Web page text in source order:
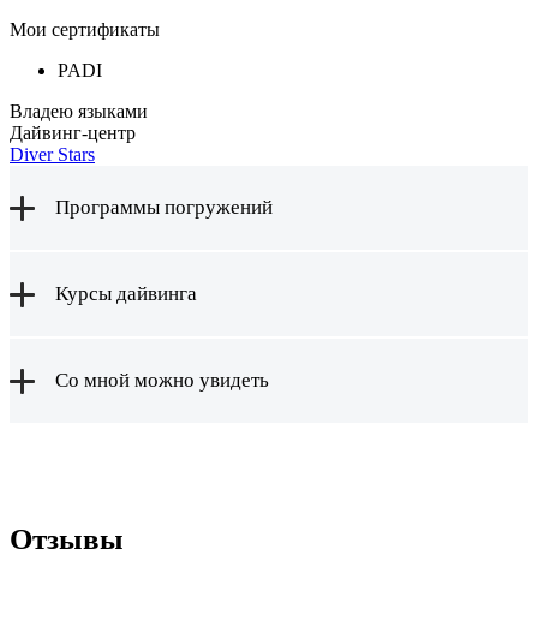
Мои сертификаты
PADI
Владею языками
Дайвинг-центр
Diver Stars
Программы погружений
Курсы дайвинга
Со мной можно увидеть
Отзывы